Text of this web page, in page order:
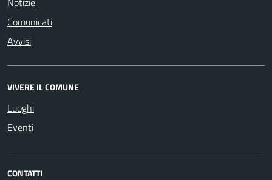
Comunicati
Avvisi
VIVERE IL COMUNE
Luoghi
Eventi
CONTATTI